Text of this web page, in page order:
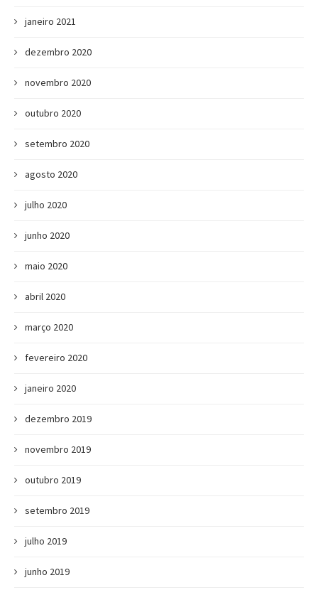
janeiro 2021
dezembro 2020
novembro 2020
outubro 2020
setembro 2020
agosto 2020
julho 2020
junho 2020
maio 2020
abril 2020
março 2020
fevereiro 2020
janeiro 2020
dezembro 2019
novembro 2019
outubro 2019
setembro 2019
julho 2019
junho 2019